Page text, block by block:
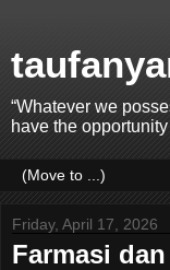
“Whatever we
have the
Friday, April 17, 2026
Farmasi